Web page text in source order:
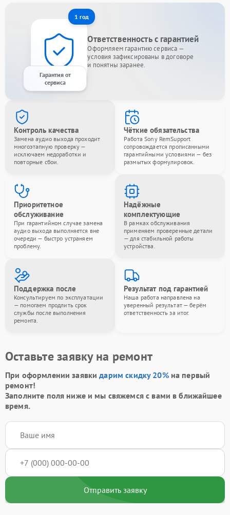
1 год
Гарантия от
сервиса
Ответственность с гарантией
Оформляем гарантию сервиса —
условия зафиксированы в договоре
и понятны заранее.
Контроль качества
Замена аудио выхода проходит
многоэтапную проверку —
исключаем недоработки и
повторные сбои.
Чёткие обязательства
Работа Sony RemSupport
сопровождается прописанными
гарантийными условиями — без
размытых формулировок.
Приоритетное
обслуживание
При гарантийном случае замена
аудио выхода выполняется вне
очереди — быстро устраняем
проблему.
Надёжные
комплектующие
В рамках обслуживания
применяем проверенные детали
— для стабильной работы
устройства.
Поддержка после
Консультируем по эксплуатации
— помогаем продлить срок
службы после выполнения
ремонта.
Результат под гарантией
Наша работа направлена на
уверенный результат — берём
ответственность за итог.
Оставьте заявку на ремонт
При оформлении заявкидарим скидку 20%на первый
ремонт!
Заполните поля ниже и мы свяжемся с вами в ближайшее
время.
Отправить заявку